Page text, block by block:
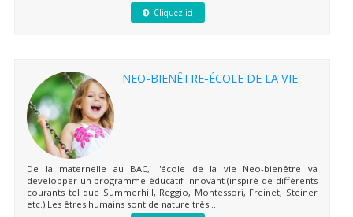
Cliquez ici
NEO-BIENÊTRE-ÉCOLE DE LA VIE
De la maternelle au BAC, l'école de la vie Neo-bienêtre va
développer un programme éducatif innovant (inspiré de différents
courants tel que Summerhill, Reggio, Montessori, Freinet, Steiner
etc.) Les êtres humains sont de nature très...